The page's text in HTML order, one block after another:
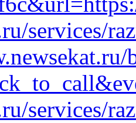
services/
services/